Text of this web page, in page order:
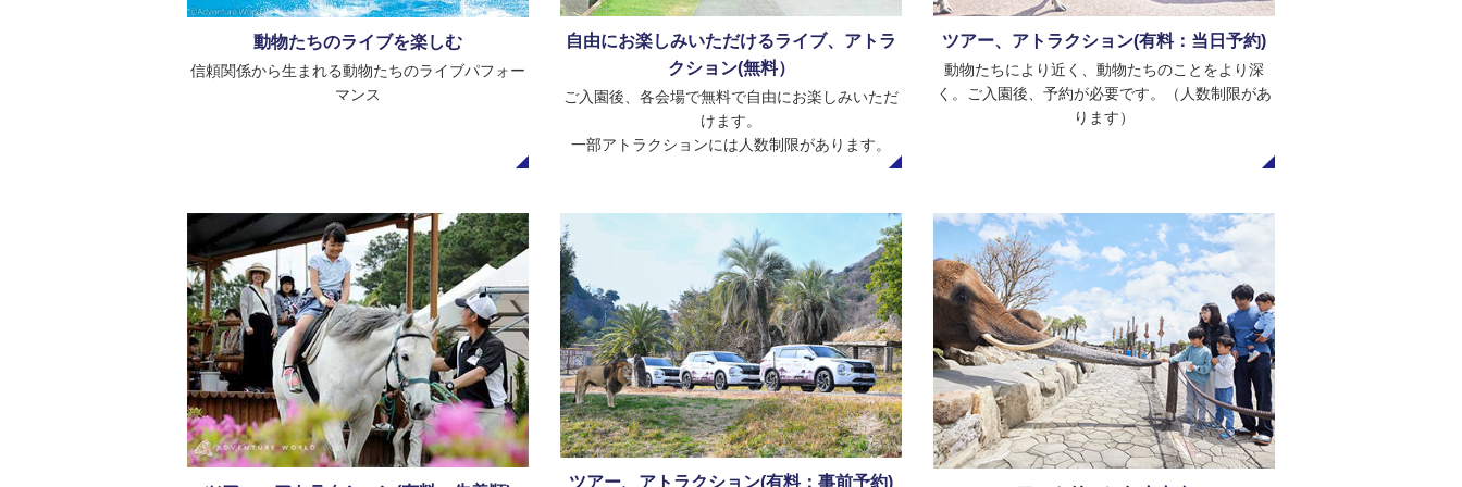
動物たちのライブを楽しむ
信頼関係から生まれる動物たちのライブパフォー
自由にお楽しみいただけるライブ、アトラ
クション(無料）
ご入園後、各会場で無料で自由にお楽しみいただ
けます。
一部アトラクションには人数制限があります。
ツアー、アトラクション(有料：当日予約)
動物たちにより近く、動物たちのことをより深
く。ご入園後、予約が必要です。（人数制限があ
ります）
ツアー、アトラクション(有料：先着順)
ツアー、アトラクション(有料：事前予約)
より近くで動物たちとふれあい、特別な体験をお
ファミリーにおすすめ